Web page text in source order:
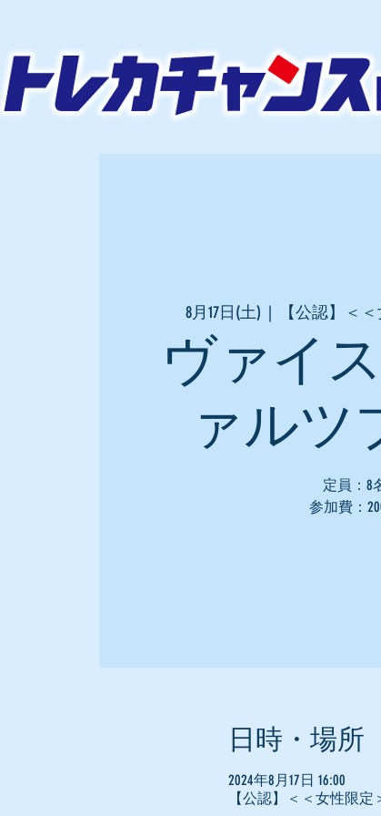
8月17日(土)
  |
【公認】＜
ヴァイ
ァルツ
定員：8
参加費：
日時・場所
2024年8月17日 16:00
【公認】＜＜女性限定